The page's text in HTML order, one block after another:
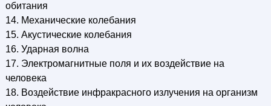
обитания
14. Механические колебания
15. Акустические колебания
16. Ударная волна
17. Электромагнитные поля и их воздействие на
человека
18. Воздействие инфракрасного излучения на организм